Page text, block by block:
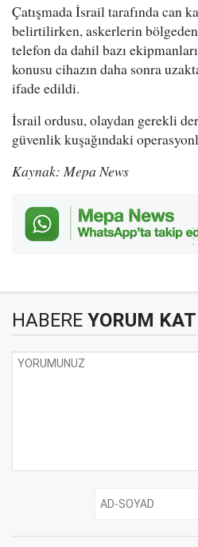
Çatışmada İsrail tarafında can
belirtilirken, askerlerin
telefon da dahil bazı ekipmanları
konusu cihazın daha sonra
ifade edildi.
İsrail ordusu, olaydan gerekli
güvenlik kuşağındaki
Kaynak: Mepa News
HABERE YORUM KAT